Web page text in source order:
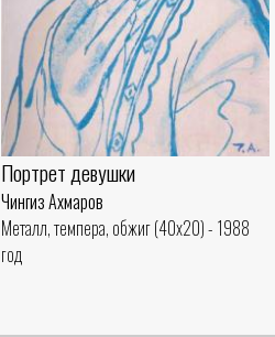
Портрет девушки
Чингиз Ахмаров
Металл, темпера, обжиг (40x20) - 1988
год